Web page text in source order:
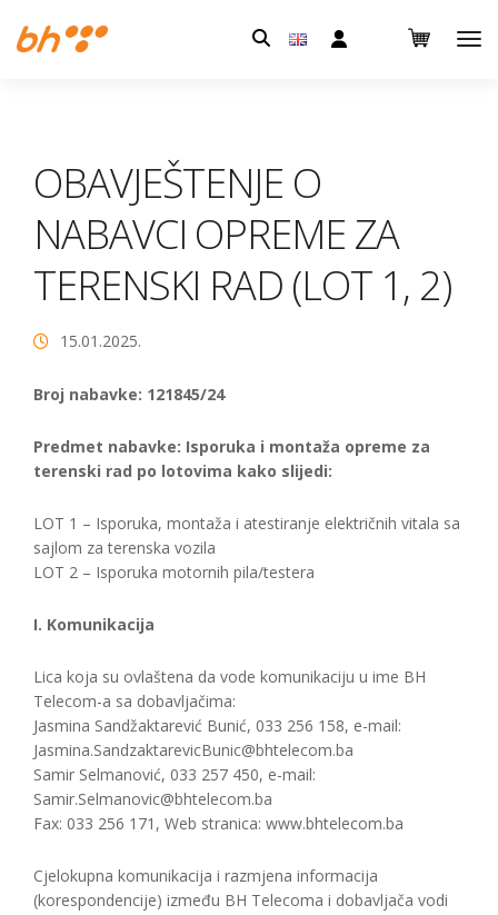
Pretraga:
OBAVJEŠTENJE O
NABAVCI OPREME ZA
TERENSKI RAD (LOT 1, 2)
15.01.2025.
Broj nabavke: 121845/24
Predmet nabavke: Isporuka i montaža opreme za
terenski rad po lotovima kako slijedi:
LOT 1 – Isporuka, montaža i atestiranje električnih vitala sa
sajlom za terenska vozila
LOT 2 – Isporuka motornih pila/testera
I. Komunikacija
Lica koja su ovlaštena da vode komunikaciju u ime BH
Telecom-a sa dobavljačima:
Jasmina Sandžaktarević Bunić, 033 256 158, e-mail:
Jasmina.SandzaktarevicBunic@bhtelecom.ba
Samir Selmanović, 033 257 450, e-mail:
Samir.Selmanovic@bhtelecom.ba
Fax: 033 256 171, Web stranica: www.bhtelecom.ba
Cjelokupna komunikacija i razmjena informacija
(korespondencije) između BH Telecoma i dobavljača vodi